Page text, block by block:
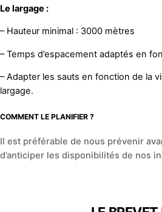
Le largage :
– Hauteur minimal : 3000 mètres
– Temps d’espacement adaptés en
– Adapter les sauts en fonction de la
largage.
COMMENT LE PLANIFIER ?
Il est préférable de nous prévenir
d’anticiper les disponibilités de nos